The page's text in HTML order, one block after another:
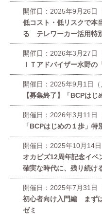
開催日：2025年9月26日
低コスト・低リスクで本
る テレワーカー活用特
開催日：2026年3月27日
ＩＴアドバイザー水野の
開催日：2025年9月1日（
【募集終了】「BCPは
開催日：2026年3月11日
「BCPはじめの１歩」特
開催日：2025年10月14日
オカビズ12周年記念イベ
確実な時代に、残り続け
開催日：2025年7月31日
初心者向け入門編 まず
ゼミ